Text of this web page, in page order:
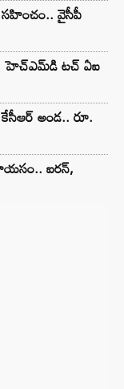
సహించం.. వైసీపీ
హెచ్‌ఎమ్‌డి టచ్ ఏఐ
కేసీఆర్ అండ.. రూ.
ఐరన్,